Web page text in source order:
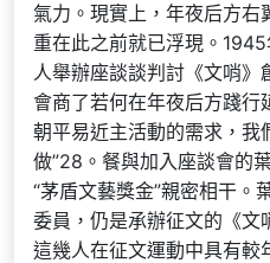
氣力。現實上，年夜后方右
重在此之前就已浮現。
人舉辦座談談判討《文哨》
會商了若何在年夜后方踐
朝平易近主活動的需求，我
做”28。餐與加入座談會的
“茅盾文藝獎金”親密相干。
委員，仍是承辦征文的《文
這幾人在征文運動中具有較